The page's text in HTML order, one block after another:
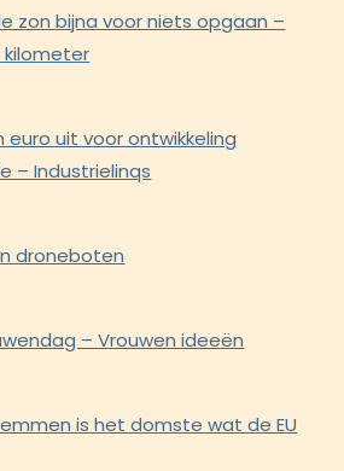
zon bijna voor niets opgaan –
euro uit voor ontwikkeling
– Industrielinqs
droneboten
– Vrouwen ideeën
is het domste wat de EU